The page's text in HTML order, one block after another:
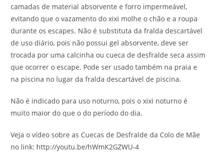
camadas de material absorvente e forro impermeável,
evitando que o vazamento do xixi molhe o chão e a roupa
durante os escapes. Não é substituta da fralda descartável
de uso diário, pois não possui gel absorvente, deve ser
trocada por uma calcinha ou cueca de desfralde seca assim
que ocorrer o escape. Pode ser usado também na praia e
na piscina no lugar da fralda descartável de piscina.
Não é indicado para uso noturno, pois o xixi noturno é
muito maior do que o do período do dia.
Veja o vídeo sobre as Cuecas de Desfralde da Colo de Mãe
no link: http://youtu.be/hWmK2GZWU-4